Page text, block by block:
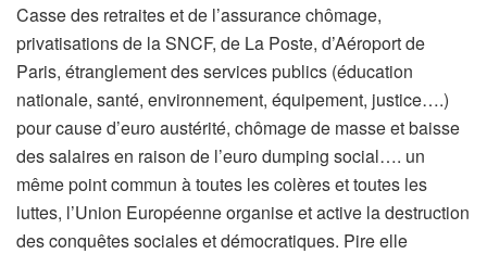
Casse des retraites et de l’assurance chômage,
privatisations de la SNCF, de La Poste, d’Aéroport de
Paris, étranglement des services publics (éducation
nationale, santé, environnement, équipement, justice….)
pour cause d’euro austérité, chômage de masse et baisse
des salaires en raison de l’euro dumping social…. un
même point commun à toutes les colères et toutes les
luttes, l’Union Européenne organise et active la destruction
des conquêtes sociales et démocratiques. Pire elle